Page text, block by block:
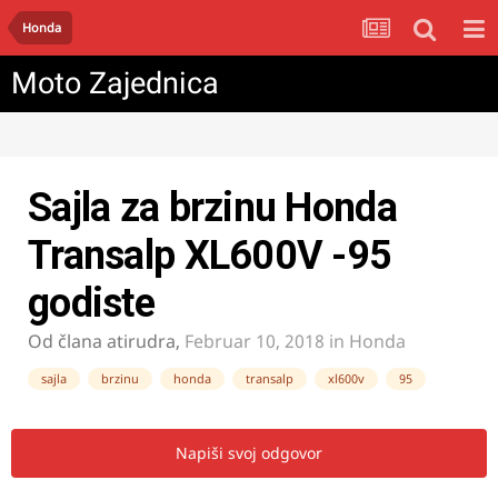
Honda
Moto Zajednica
Sajla za brzinu Honda
Transalp XL600V -95
godiste
Od člana atirudra, Februar 10, 2018 in Honda
sajla brzinu honda transalp xl600v 95
Napiši svoj odgovor